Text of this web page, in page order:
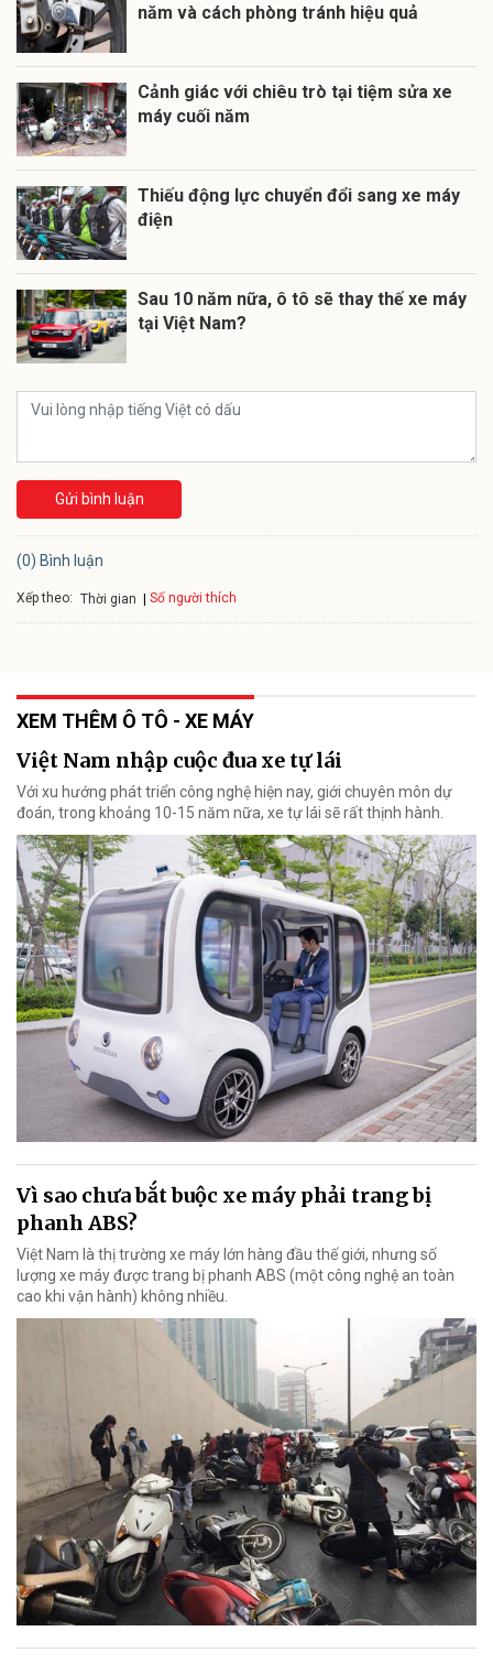
năm và cách phòng tránh hiệu quả
Cảnh giác với chiêu trò tại tiệm sửa xe
máy cuối năm
Thiếu động lực chuyển đổi sang xe máy
điện
Sau 10 năm nữa, ô tô sẽ thay thế xe máy
tại Việt Nam?
Gửi bình luận
(0) Bình luận
Xếp theo: Thời gian Số người thích
XEM THÊM Ô TÔ - XE MÁY
Việt Nam nhập cuộc đua xe tự lái
Với xu hướng phát triển công nghệ hiện nay, giới chuyên môn dự
đoán, trong khoảng 10-15 năm nữa, xe tự lái sẽ rất thịnh hành.
Vì sao chưa bắt buộc xe máy phải trang bị
phanh ABS?
Việt Nam là thị trường xe máy lớn hàng đầu thế giới, nhưng số
lượng xe máy được trang bị phanh ABS (một công nghệ an toàn
cao khi vận hành) không nhiều.